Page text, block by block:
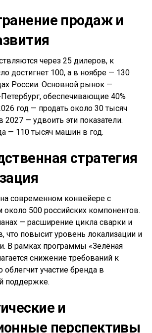
продаж и
через 25 дилеров, к
достигнет 100, а в ноябре — 130
России. Основной рынок —
обеспечивающие 40%
год — продать около 30 тысяч
2027 — удвоить эти показатели.
— 110 тысяч машин в год.
стратегия
современном конвейере с
около 500 российских компонентов.
— расширение цикла сварки и
что повысит уровень локализации и
В рамках программы «Зелёная
снижение требований к
облегчит участие бренда в
поддержке.
и
перспективы